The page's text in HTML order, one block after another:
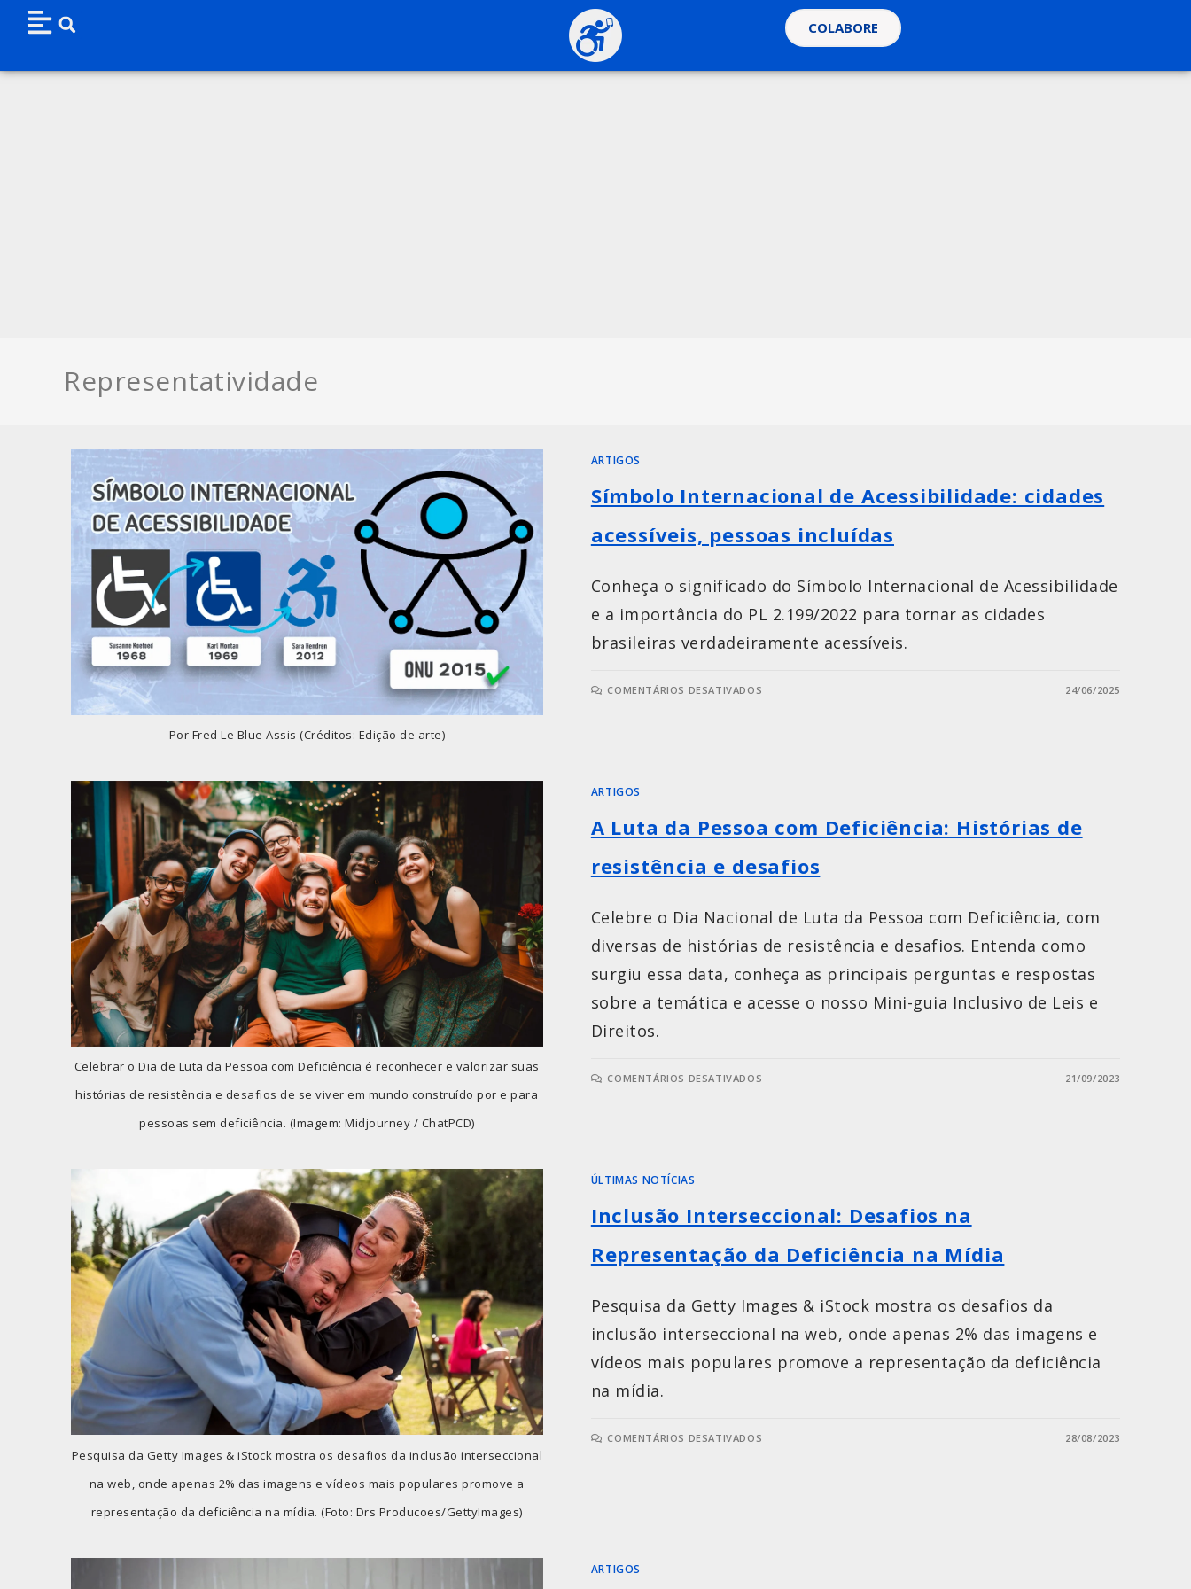
COLABORE
Representatividade
Por Fred Le Blue Assis (Créditos: Edição de arte)
ARTIGOS
Símbolo Internacional de Acessibilidade: cidades
acessíveis, pessoas incluídas
Conheça o significado do Símbolo Internacional de Acessibilidade
e a importância do PL 2.199/2022 para tornar as cidades
brasileiras verdadeiramente acessíveis.
COMENTÁRIOS DESATIVADOS 24/06/2025
Celebrar o Dia de Luta da Pessoa com Deficiência é reconhecer e valorizar suas
histórias de resistência e desafios de se viver em mundo construído por e para
pessoas sem deficiência. (Imagem: Midjourney / ChatPCD)
ARTIGOS
A Luta da Pessoa com Deficiência: Histórias de
resistência e desafios
Celebre o Dia Nacional de Luta da Pessoa com Deficiência, com
diversas de histórias de resistência e desafios. Entenda como
surgiu essa data, conheça as principais perguntas e respostas
sobre a temática e acesse o nosso Mini-guia Inclusivo de Leis e
Direitos.
COMENTÁRIOS DESATIVADOS 21/09/2023
Pesquisa da Getty Images & iStock mostra os desafios da inclusão interseccional
na web, onde apenas 2% das imagens e vídeos mais populares promove a
representação da deficiência na mídia. (Foto: Drs Producoes/GettyImages)
ÚLTIMAS NOTÍCIAS
Inclusão Interseccional: Desafios na
Representação da Deficiência na Mídia
Pesquisa da Getty Images & iStock mostra os desafios da
inclusão interseccional na web, onde apenas 2% das imagens e
vídeos mais populares promove a representação da deficiência
na mídia.
COMENTÁRIOS DESATIVADOS 28/08/2023
ARTIGOS